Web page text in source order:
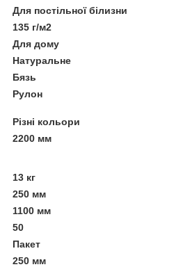
Для постільної білизни
135 г/м2
Для дому
Натуральне
Бязь
Рулон
Різні кольори
2200 мм
13 кг
250 мм
1100 мм
50
Пакет
250 мм